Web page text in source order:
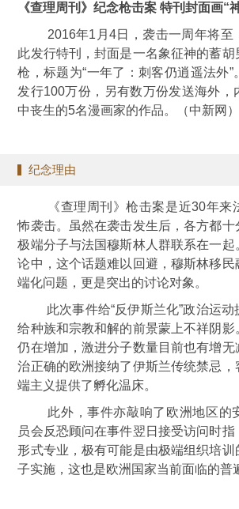
《查理周刊》纪念枪击案 特刊封面画“
2016年1月4日，袭击一周年将至
此发行特刊，封面是一名象征神的蓄
枪，标题为“一年了：刺客仍逍遥法外
发行100万份，另有数万份发送海外，
中丧生的5名漫画家的作品。（中新网）
纪念理由
《查理周刊》枪击案是近30年来
怖袭击。虽然在袭击发生后，各方都十
极端分子与法国穆斯林人群联系在一
论中，这个话题难以回避，穆斯林移民
端化问题，更是突出的讨论对象。
此次事件给“反伊斯兰化”政治运动
给种族和宗教和解的前景蒙上不祥阴影
仍在增加，激进分子数量目前也有增无
治正确的欧洲接纳了伊斯兰传统禁忌，
端主义提供了孵化温床。
此外，事件亦敲响了欧洲地区的
员会反恐顾问在事件翌日接受访问时
形式专业，极有可能是由极端组织培训
子实施，这也是欧洲国家当前面临的普